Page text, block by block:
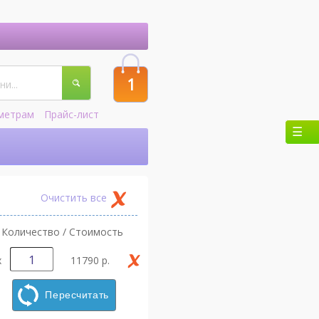
Прайс-лист
1
Очистить все
Количество / Стоимость
11790 р.
Пересчитать